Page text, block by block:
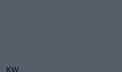
KW